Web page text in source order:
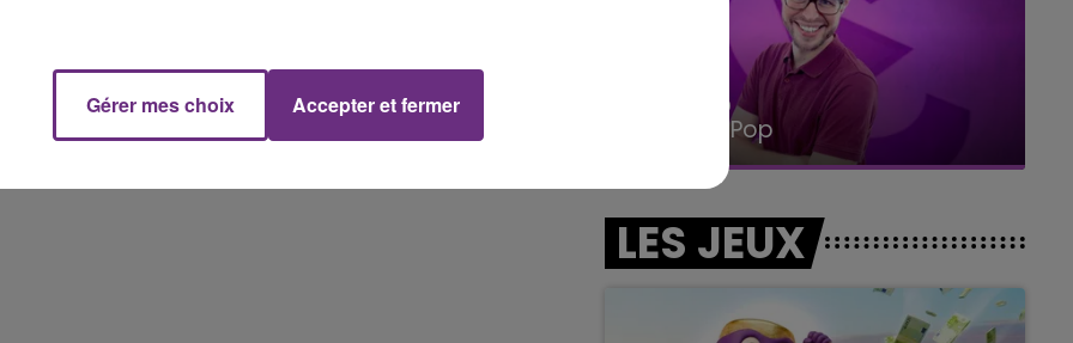
10h00 - 14h00
LE TICKET DE CAISSE
14h00 - 15h00
La Radio Pop
LES JEUX
Gérer mes choix Accepter et fermer